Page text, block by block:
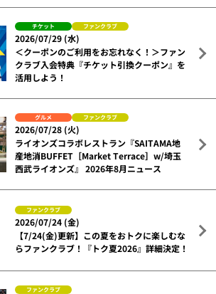
チケット ファンクラブ
2026/07/29 (水)
＜クーポンのご利用をお忘れなく！＞ファン
クラブ入会特典『チケット引換クーポン』を
活用しよう！
グルメ ファンクラブ
2026/07/28 (火)
ライオンズコラボレストラン『SAITAMA地
産地消BUFFET［Market Terrace］w/埼玉
西武ライオンズ』 2026年8月ニュース
ファンクラブ
2026/07/24 (金)
【7/24(金)更新】この夏をおトクに楽しむな
らファンクラブ！『トク夏2026』詳細決定！
ファンクラブ